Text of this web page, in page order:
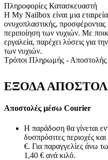
Πληροφορίες Κατασκευαστή
Η My Nailbox είναι μια
ονυχοπλαστικής, προσφέροντας
περιποίηση των νυχιών. Με
εργαλεία, παρέχει λύσεις για
των νυχιών.
Τρόποι Πληρωμής - Αποστολής
ΕΞΟΔΑ
Αποστολές μέσω Courier
Η παράδοση θα γίνεται
δυσπρόσιτες περιοχές
€. Για παραγγελίες άνω
1,40 € ανά κιλό.